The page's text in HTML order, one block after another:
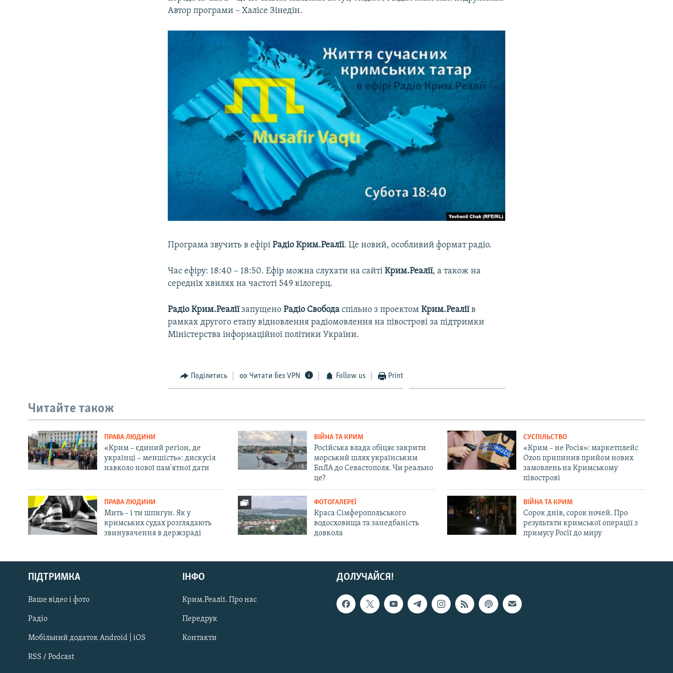
Русский
Qırımtatar
ДОЛУЧАЙСЯ!
Автор програми – Халісе Зінедін.
Програма звучить в ефіріРадіо Крим.Реалії. Це новий, особливий формат радіо.
Час ефіру: 18:40 – 18:50. Ефір можна слухати на сайтіКрим.Реалії, а також на
середніх хвилях на частоті 549 кілогерц.​
Радіо Крим.РеаліїзапущеноРадіо Свободаспільно з проектомКрим.Реаліїв
рамках другого етапу відновлення радіомовлення на півострові за підтримки
Міністерства інформаційної політики України.
Поділитись Читати без VPN Follow us Print
Читайте також
ПРАВА ЛЮДИНИ
«Крим – єдиний регіон, де
українці – меншість»: дискусія
навколо нової пам'ятної дати
ВІЙНА ТА КРИМ
Російська влада обіцяє закрити
морський шлях українським
БпЛА до Севастополя. Чи реально
це?
СУСПІЛЬСТВО
«Крим – не Росія»: маркетплейс
Ozon припинив прийом нових
замовлень на Кримському
півострові
ПРАВА ЛЮДИНИ
Мить – і ти шпигун. Як у
кримських судах розглядають
звинувачення в держзраді
ФОТОГАЛЕРЕЇ
Краса Сімферопольського
водосховища та занедбаність
довкола
ВІЙНА ТА КРИМ
Сорок днів, сорок ночей. Про
результати кримської операції з
примусу Росії до миру
ДОЛУЧАЙСЯ!
ПІДТРИМКА
Ваше відео і фото
Радіо
Мобільний додаток Android | iOS
RSS / Podcast
ІНФО
Крим.Реалії. Про нас
Передрук
Контакти